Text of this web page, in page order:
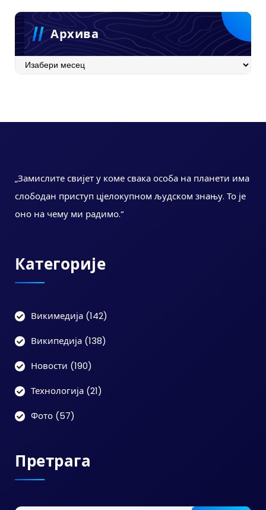
Архива
Архива
„Замислите свијет у коме свака особа на планети има
слободан приступ цјелокупном људском знању. То је
оно на чему ми радимо.“
Категорије
Викимедија (142)
Википедија (138)
Новости (190)
Технологија (21)
Фото (57)
Претрага